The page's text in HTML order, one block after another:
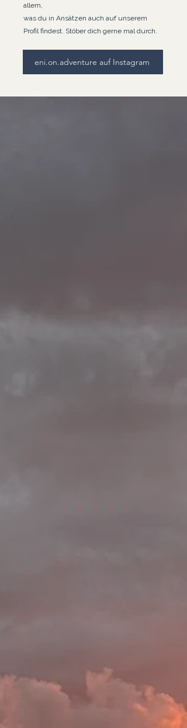
allem,
was du in Ansätzen auch auf unserem
Profil findest. Stöber dich gerne mal durch.
eni.on.adventure auf Instagram